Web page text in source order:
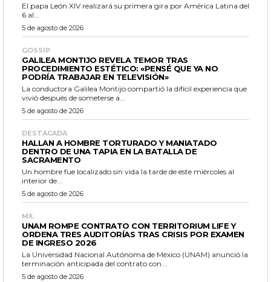
El papa León XIV realizará su primera gira por América Latina del
6 al...
5 de agosto de 2026
GOSSIP
GALILEA MONTIJO REVELA TEMOR TRAS
PROCEDIMIENTO ESTÉTICO: «PENSÉ QUE YA NO
PODRÍA TRABAJAR EN TELEVISIÓN»
La conductora Galilea Montijo compartió la difícil experiencia que
vivió después de someterse a...
5 de agosto de 2026
DESTACADA
HALLAN A HOMBRE TORTURADO Y MANIATADO
DENTRO DE UNA TAPIA EN LA BATALLA DE
SACRAMENTO
Un hombre fue localizado sin vida la tarde de este miércoles al
interior de...
5 de agosto de 2026
MX.
UNAM ROMPE CONTRATO CON TERRITORIUM LIFE Y
ORDENA TRES AUDITORÍAS TRAS CRISIS POR EXAMEN
DE INGRESO 2026
La Universidad Nacional Autónoma de México (UNAM) anunció la
terminación anticipada del contrato con...
5 de agosto de 2026